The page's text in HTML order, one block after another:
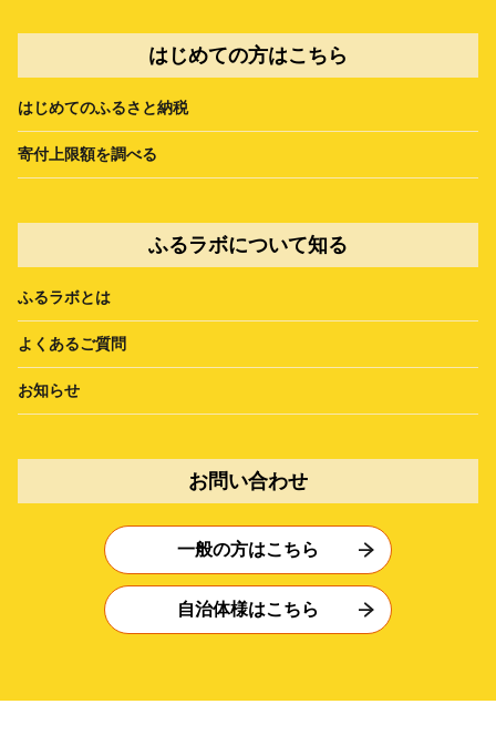
はじめての方はこちら
はじめてのふるさと納税
寄付上限額を調べる
ふるラボについて知る
ふるラボとは
よくあるご質問
お知らせ
お問い合わせ
一般の方はこちら
自治体様はこちら